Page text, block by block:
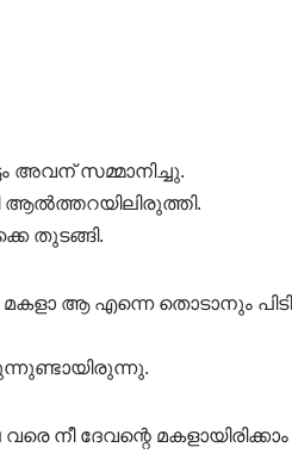
അവന് സമ്മാനിച്ചു.
തുടങ്ങി.
ആ എന്നെ തൊടാനും
നീ ദേവന്റെ